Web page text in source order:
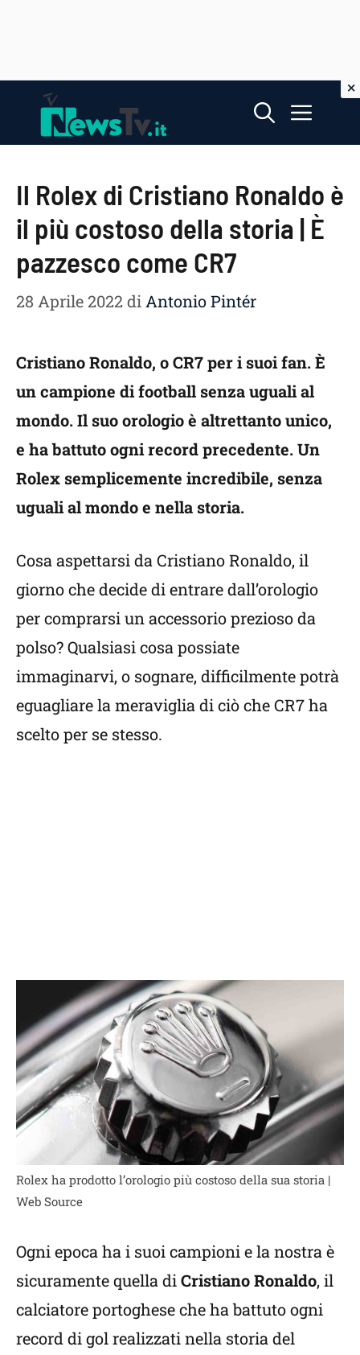
contenuto
Menu
Il Rolex di Cristiano Ronaldo è
il più costoso della storia | È
pazzesco come CR7
28 Aprile 2022di Antonio Pintér
Cristiano Ronaldo, o CR7 per i suoi fan. È
un campione di football senza uguali al
mondo. Il suo orologio è altrettanto unico,
e ha battuto ogni record precedente.Un
Rolex semplicemente incredibile, senza
uguali al mondo e nella storia.
Cosa aspettarsi da Cristiano Ronaldo, il
giorno che decide di entrare dall’orologio
per comprarsi un accessorio prezioso da
polso?Qualsiasi cosa possiate
immaginarvi, o sognare, difficilmente potrà
eguagliare la meraviglia di ciò che CR7 ha
scelto per se stesso.
Rolex ha prodotto l’orologio più costoso della sua storia |
Web Source
Ogni epoca ha i suoi campioni e la nostra è
sicuramente quella diCristiano Ronaldo, il
calciatore portoghese che ha battuto ogni
record di gol realizzati nella storia del